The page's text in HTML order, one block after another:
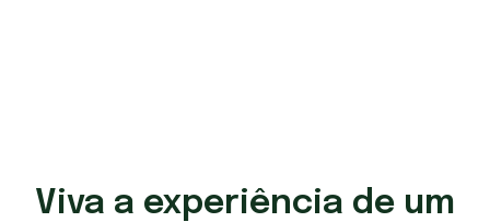
Viva a experiência de um